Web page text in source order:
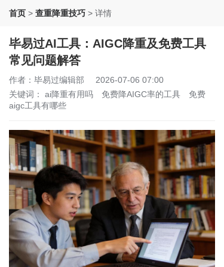
首页 > 查重降重技巧 > 详情
毕易过AI工具：AIGC降重及免费工具
常见问题解答
作者：毕易过编辑部
2026-07-06 07:00
关键词： ai降重有用吗 免费降AIGC率的工具
免费
aigc工具有哪些